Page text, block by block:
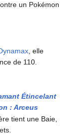
un Pokémon
, elle
de 110.
Étincelant
: Arceus
tient une Baie,